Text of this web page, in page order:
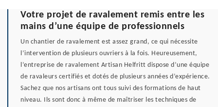
Votre projet de ravalement remis entre les
mains d’une équipe de professionnels
Un chantier de ravalement est assez grand, ce qui nécessite
l’intervention de plusieurs ouvriers à la fois. Heureusement,
l’entreprise de ravalement Artisan Helfritt dispose d’une équipe
de ravaleurs certifiés et dotés de plusieurs années d’expérience.
Sachez que nos artisans ont tous suivi des formations de haut
niveau. Ils sont donc à même de maîtriser les techniques de